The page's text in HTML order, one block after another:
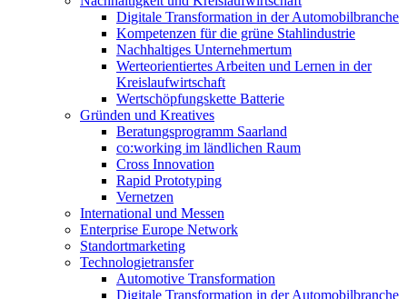
Digitale Transformation in der Automobilbranche
Kompetenzen für die grüne Stahlindustrie
Nachhaltiges Unternehmertum
Werteorientiertes Arbeiten und Lernen in der
Kreislaufwirtschaft
Wertschöpfungskette Batterie
Gründen und Kreatives
Beratungsprogramm Saarland
co:working im ländlichen Raum
Cross Innovation
Rapid Prototyping
Vernetzen
International und Messen
Enterprise Europe Network
Standortmarketing
Technologietransfer
Automotive Transformation
Digitale Transformation in der Automobilbranche